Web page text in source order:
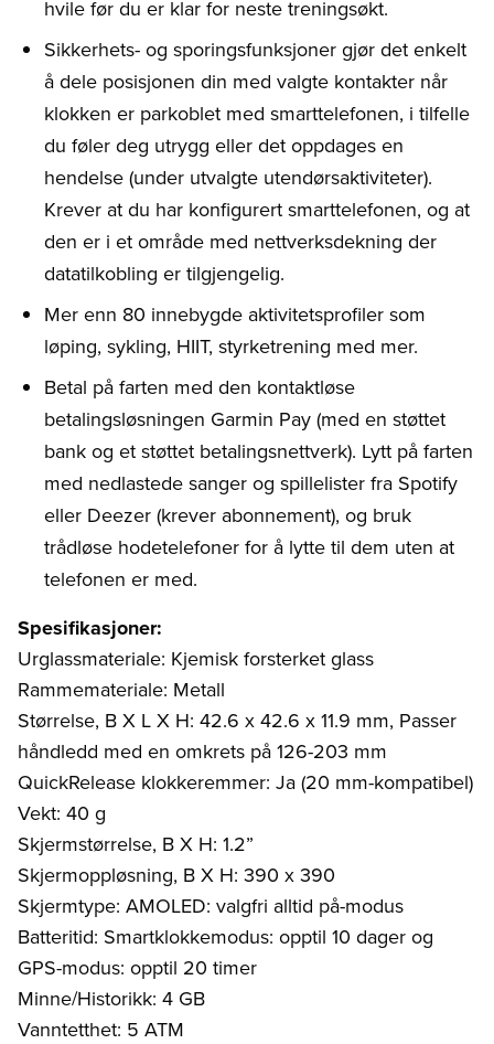
hvile før du er klar for neste treningsøkt.
Sikkerhets- og sporingsfunksjoner gjør det enkelt
å dele posisjonen din med valgte kontakter når
klokken er parkoblet med smarttelefonen, i tilfelle
du føler deg utrygg eller det oppdages en
hendelse (under utvalgte utendørsaktiviteter).
Krever at du har konfigurert smarttelefonen, og at
den er i et område med nettverksdekning der
datatilkobling er tilgjengelig.
Mer enn 80 innebygde aktivitetsprofiler som
løping, sykling, HIIT, styrketrening med mer.
Betal på farten med den kontaktløse
betalingsløsningen Garmin Pay (med en støttet
bank og et støttet betalingsnettverk). Lytt på farten
med nedlastede sanger og spillelister fra Spotify
eller Deezer (krever abonnement), og bruk
trådløse hodetelefoner for å lytte til dem uten at
telefonen er med.
Spesifikasjoner:
Urglassmateriale: Kjemisk forsterket glass
Rammemateriale: Metall
Størrelse, B X L X H: 42.6 x 42.6 x 11.9 mm, Passer
håndledd med en omkrets på 126-203 mm
QuickRelease klokkeremmer: Ja (20 mm-kompatibel)
Vekt: 40 g
Skjermstørrelse, B X H: 1.2”
Skjermoppløsning, B X H: 390 x 390
Skjermtype: AMOLED: valgfri alltid på-modus
Batteritid: Smartklokkemodus: opptil 10 dager og
GPS-modus: opptil 20 timer
Minne/Historikk: 4 GB
Vanntetthet: 5 ATM